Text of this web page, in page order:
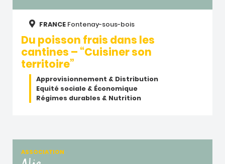
FRANCE Fontenay-sous-bois
Du poisson frais dans les
cantines – “Cuisiner son
territoire”
Approvisionnement & Distribution
Equité sociale & Économique
Régimes durables & Nutrition
ASSOCIATION